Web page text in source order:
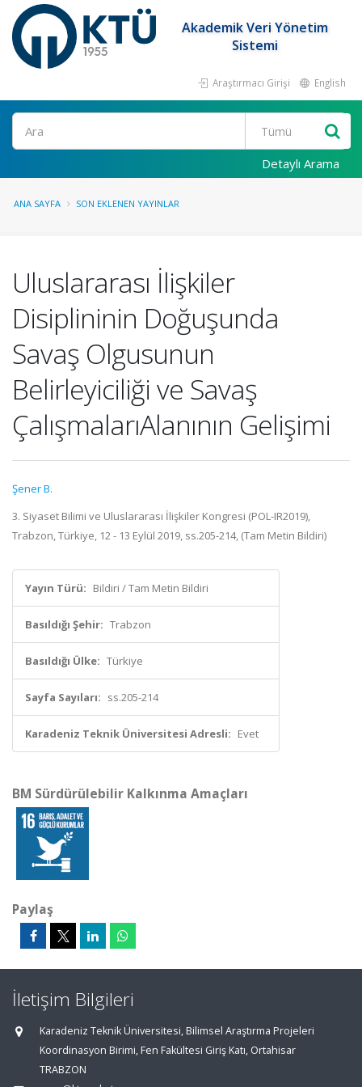
Akademik Veri Yönetim
Sistemi
Araştırmacı Girişi English
Ara
Detaylı Arama
ANA SAYFA SON EKLENEN YAYINLAR
Uluslararası İlişkiler
Disiplininin Doğuşunda
Savaş Olgusunun
Belirleyiciliği ve Savaş
ÇalışmalarıAlanının Gelişimi
Şener B.
3. Siyaset Bilimi ve Uluslararası İlişkiler Kongresi (POL-IR2019),
Trabzon, Türkiye, 12 - 13 Eylül 2019, ss.205-214, (Tam Metin Bildiri)
Yayın Türü: Bildiri / Tam Metin Bildiri
Basıldığı Şehir: Trabzon
Basıldığı Ülke: Türkiye
Sayfa Sayıları: ss.205-214
Karadeniz Teknik Üniversitesi Adresli: Evet
BM Sürdürülebilir Kalkınma Amaçları
Paylaş
İletişim Bilgileri
Karadeniz Teknik Üniversitesi, Bilimsel Araştırma Projeleri
Koordinasyon Birimi, Fen Fakültesi Giriş Katı, Ortahisar
TRABZON